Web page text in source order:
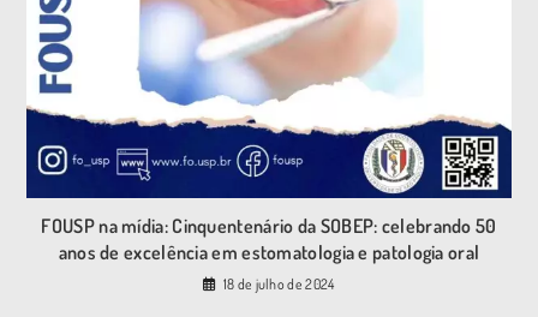
FOUSP na mídia: Cinquentenário da SOBEP: celebrando 50
anos de excelência em estomatologia e patologia oral
18 de julho de 2024